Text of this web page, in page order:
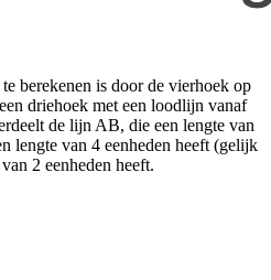
berekenen is door de vierhoek op
driehoek met een loodlijn vanaf
de lijn AB, die een lengte van
lengte van 4 eenheden heeft (gelijk
2 eenheden heeft.